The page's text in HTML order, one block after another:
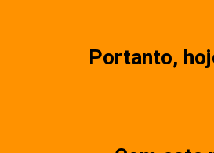
Portanto,